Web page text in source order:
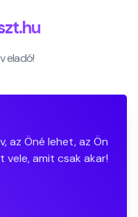
eladó!
az Öné lehet, az Ön
vele, amit csak akar!